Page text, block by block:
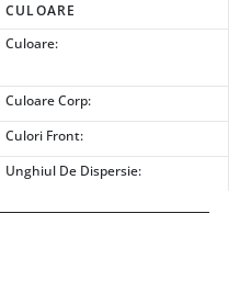
CULOARE
Culoare:
Culoare Corp:
Culori Front:
Unghiul De Dispersie: